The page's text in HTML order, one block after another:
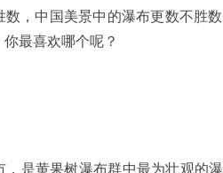
数，中国美景中的瀑布更数不胜
最喜欢哪个呢？
，是黄果树瀑布群中最为壮观的